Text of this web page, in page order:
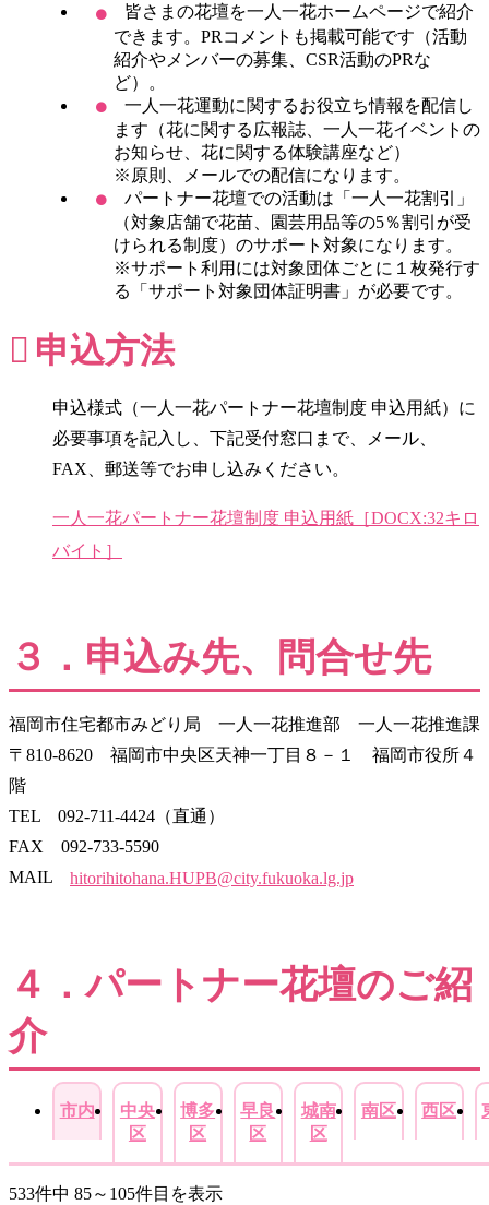
皆さまの花壇を一人一花ホームページで紹介
できます。PRコメントも掲載可能です（活動
紹介やメンバーの募集、CSR活動のPRな
ど）。
一人一花運動に関するお役立ち情報を配信し
ます（花に関する広報誌、一人一花イベントの
お知らせ、花に関する体験講座など）
※原則、メールでの配信になります。
パートナー花壇での活動は「一人一花割引」
（対象店舗で花苗、園芸用品等の5％割引が受
けられる制度）のサポート対象になります。
※サポート利用には対象団体ごとに１枚発行す
る「サポート対象団体証明書」が必要です。
申込方法
申込様式（一人一花パートナー花壇制度 申込用紙）に
必要事項を記入し、下記受付窓口まで、メール、
FAX、郵送等でお申し込みください。
一人一花パートナー花壇制度 申込用紙［DOCX:32キロ
バイト］
３．申込み先、問合せ先
福岡市住宅都市みどり局 一人一花推進部 一人一花推進課
〒810-8620 福岡市中央区天神一丁目８－１ 福岡市役所４
階
TEL 092-711-4424（直通）
FAX 092-733-5590
MAIL hitorihitohana.HUPB@city.fukuoka.lg.jp
４．パートナー花壇のご紹
介
市内
中央
区
博多
区
早良
区
城南
区
南区 西区
533件中 85～105件目を表示